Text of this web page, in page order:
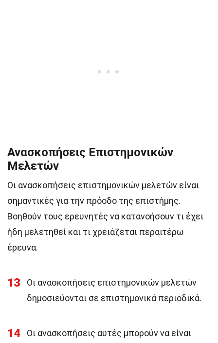
Ανασκοπήσεις Επιστημονικών
Μελετών
Οι ανασκοπήσεις επιστημονικών μελετών είναι
σημαντικές για την πρόοδο της επιστήμης.
Βοηθούν τους ερευνητές να κατανοήσουν τι έχει
ήδη μελετηθεί και τι χρειάζεται περαιτέρω
έρευνα.
13
Οι ανασκοπήσεις επιστημονικών μελετών
δημοσιεύονται σε επιστημονικά περιοδικά.
14
Οι ανασκοπήσεις αυτές μπορούν να είναι